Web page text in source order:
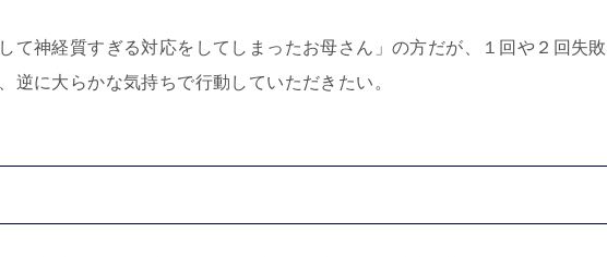
て神経質すぎる対応をしてしまったお母さん」の方だが、１回や２回失敗
逆に大らかな気持ちで行動していただきたい。